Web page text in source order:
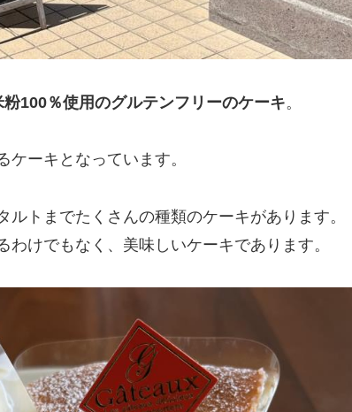
粉100％使用のグルテンフリーのケーキ。
ーキとなっています。
トまでたくさんの種類のケーキがあります。
けでもなく、美味しいケーキであります。